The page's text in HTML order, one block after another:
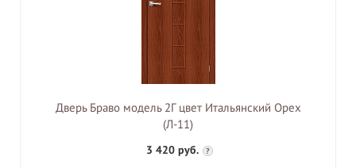
Дверь Браво модель 2Г цвет Итальянский Орех
(Л-11)
3 420 руб. ?